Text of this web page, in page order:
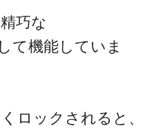
巧な
て機能していま
ロックされると、